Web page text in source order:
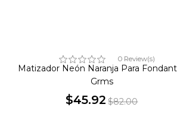
0 Review(s)
Matizador Neón Naranja Para
Grms
$45.92 $82.00